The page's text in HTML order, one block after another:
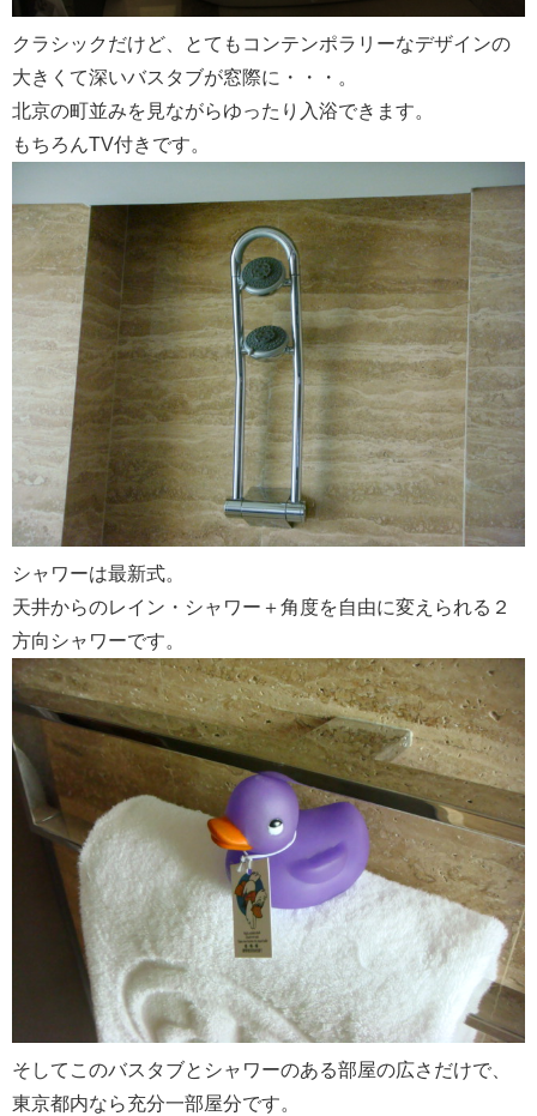
クラシックだけど、とてもコンテンポラリーなデザインの
大きくて深いバスタブが窓際に・・・。
北京の町並みを見ながらゆったり入浴できます。
もちろんTV付きです。
シャワーは最新式。
天井からのレイン・シャワー＋角度を自由に変えられる２
方向シャワーです。
そしてこのバスタブとシャワーのある部屋の広さだけで、
東京都内なら充分一部屋分です。